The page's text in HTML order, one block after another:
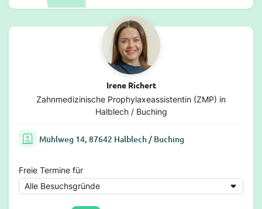
Irene Richert
Zahnmedizinische Prophylaxeassistentin (ZMP) in
Halblech / Buching
Mühlweg 14, 87642 Halblech / Buching
Freie Termine für